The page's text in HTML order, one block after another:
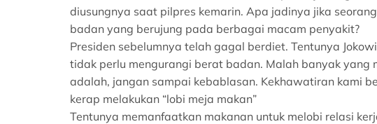
diusungnya saat pilpres kemarin. Apa jadinya jika
badan yang berujung pada berbagai macam penyakit?
Presiden sebelumnya telah gagal berdiet. Tentunya
tidak perlu mengurangi berat badan. Malah banyak yang
adalah, jangan sampai kebablasan. Kekhawatiran kami
kerap melakukan “lobi meja makan”
Tentunya memanfaatkan makanan untuk melobi relasi